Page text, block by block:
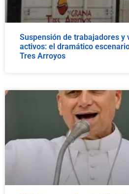
Suspensión de trabajadores y
activos: el dramático
Tres Arroyos